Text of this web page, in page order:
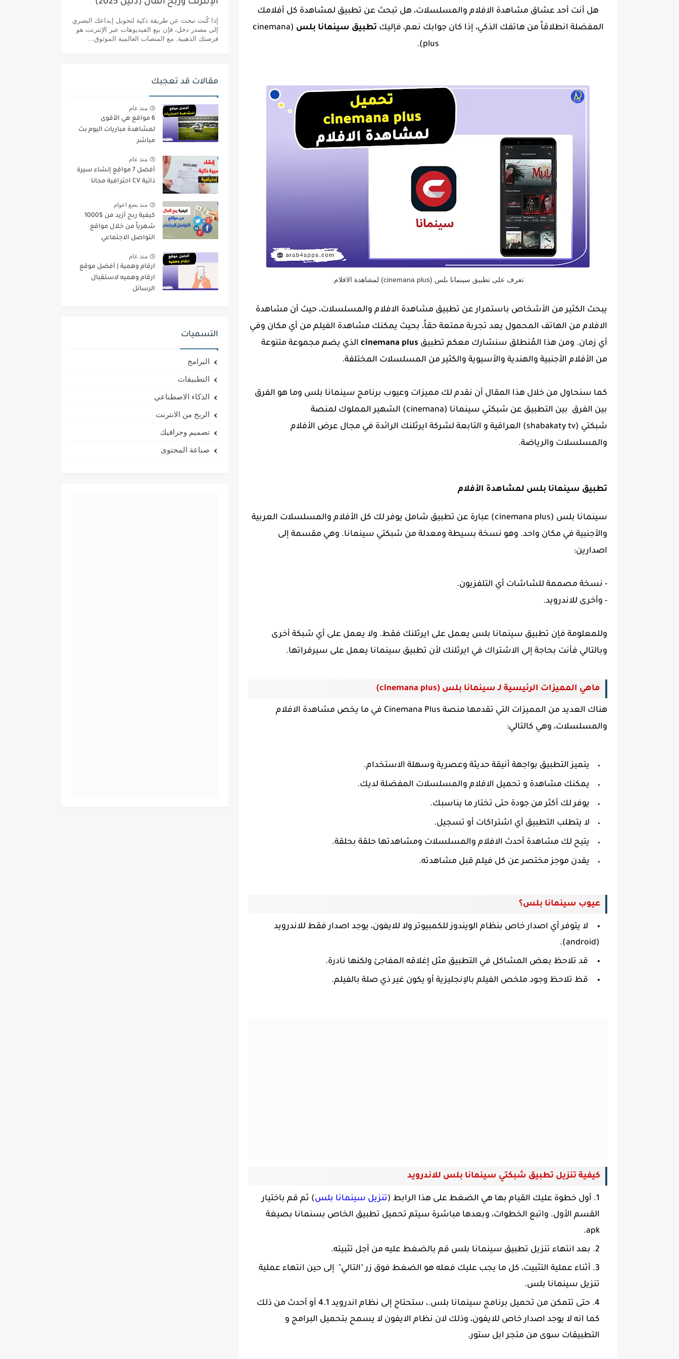
هل أنت أحد عشاق مشاهدة الافلام والمسلسلات، هل تبحث عن تطبيق لمشاهدة كل أفلامك
المفضلة انطلاقاً من هاتفك الذكي، إذا كان جوابك نعم، فإليك تطبيق سينمانا بلس
(cinemana
plus).
تعرف على تطبيق سينمانا بلس (cinemana plus) لمشاهدة الافلام.
يبحث الكثير من الأشخاص باستمرار عن تطبيق مشاهدة الافلام والمسلسلات، حيث أن مشاهدة
الافلام من الهاتف المحمول يعد تجربة ممتعة حقاً، بحيث يمكنك مشاهدة الفيلم من أي مكان وفي
أي زمان. ومن هذا المُنطلق سنشارك معكم تطبيق cinemana plus الذي يضم مجموعة متنوعة
من الأفلام الأجنبية والهندية والأسيوية والكثير من المسلسلات المختلفة.
كما سنحاول من خلال هذا المقال أن نقدم لك مميزات وعيوب برنامج سينمانا بلس وما هو الفرق
بين الفرق بين التطبيق عن شبكتي سينمانا
(cinemana) الشهير المملوك لمنصة
شبكتي
(shabakaty tv) العراقية و التابعة لشركة ايرثلنك الرائدة في مجال عرض الأفلام
والمسلسلات والرياضة.
تطبيق سينمانا بلس لمشاهدة الأفلام
سينمانا بلس (cinemana plus)
عبارة عن تطبيق شامل يوفر لك كل الأفلام والمسلسلات العربية
والأجنبية في مكان واحد. وهو نسخة بسيطة ومعدلة من شبكتي سينمانا. وهي مقسمة إلى
اصدارين:
- نسخة مصممة للشاشات أي التلفزيون.
- وأخرى للاندرويد.
وللمعلومة فإن تطبيق سينمانا بلس يعمل على ايرثلنك فقط. ولا يعمل على أي شبكة أخرى
وبالتالي فأنت بحاجة إلى الاشتراك في ايرثلنك لأن تطبيق سينمانا يعمل على سيرفراتها.
ماهي المميزات الرئيسية لـ سينمانا بلس (cinemana plus)
هناك العديد من المميزات التي تقدمها منصة Cinemana Plus في ما يخص مشاهدة الافلام
والمسلسلات، وهي كالتالي:
يتميز التطبيق بواجهة أنيقة حديثة وعصرية وسهلة الاستخدام.
يمكنك مشاهدة و تحميل الافلام والمسلسلات المفضلة لديك.
يوفر لك أكثر من جودة حتى تختار ما يناسبك.
لا يتطلب التطبيق أي اشتراكات أو تسجيل.
يتيح لك مشاهدة أحدث الافلام والمسلسلات ومشاهدتها حلقة بحلقة.
يقدن موجز مختصر عن كل فيلم قبل مشاهدته.
عيوب سينمانا بلس؟
لا يتوفر أي اصدار خاص بنظام الويندوز للكمبيوتر ولا للايفون، يوجد اصدار فقط للاندرويد
(android).
قد تلاحظ بعض المشاكل في التطبيق مثل إغلاقه المفاجئ ولكنها نادرة.
قظ تلاحظ وجود ملخص الفيلم بالإنجليزية أو يكون غير ذي صلة بالفيلم.
كيفية تنزيل تطبيق شبكتي سينمانا بلس للاندرويد
أول خطوة عليك القيام بها هي الضغط على هذا الرابط (تنزيل سينمانا بلس) ثم قم باختيار
القسم الأول. واتبع الخطوات، وبعدها مباشرة سيتم تحميل تطبيق الخاص بسنمانا بصيغة
apk.
بعد انتهاء تنزيل تطبيق سينمانا بلس قم بالضغط عليه من أجل تثبيته.
أثناء عملية التثبيت، كل ما يجب عليك فعله هو الضغط فوق زر "التالي" إلى حين انتهاء عملية
تنزيل سينمانا بلس.
حتى تتمكن من تحميل برنامج سينمانا بلس.، ستحتاج إلى نظام اندرويد 4.1 أو أحدث من ذلك
كما انه لا يوجد اصدار خاص للايفون، وذلك لان نظام الايفون لا يسمح بتحميل البرامج و
التطبيقات سوى من متجر ابل ستور.
الإنترنت وربح المال (دليل 2025)
إذا كُنت تبحث عن طريقة ذكية لتحويل إبداعك البصري
إلى مصدر دخل، فإن بيع الفيديوهات عبر الإنترنت هو
فرصتك الذهبية. مع المنصات العالمية الموثوق...
مقالات قد تعجبك
منذ عام
6 مواقع هي الأقوى
لمشاهدة مباريات اليوم بث
مباشر
منذ عام
أفضل 7 مواقع إنشاء سيرة
ذاتية CV احترافية مجانا
منذ بضع اعوام
كيفية ربح أزيد من $1000
شهرياً من خلال مواقع
التواصل الاجتماعي
منذ عام
ارقام وهمية | أفضل موقع
ارقام وهميه لاستقبال
الرسائل
التسميات
البرامج
التطبيقات
الذكاء الاصطناعي
الربح من الانترنت
تصميم وجرافيك
صناعة المحتوى